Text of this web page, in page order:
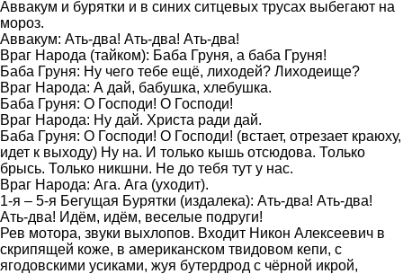
Аввакум и бурятки и в синих ситцевых трусах выбегают на
мороз.
Аввакум: Ать-два! Ать-два! Ать-два!
Враг Народа (тайком): Баба Груня, а баба Груня!
Баба Груня: Ну чего тебе ещё, лиходей? Лиходеище?
Враг Народа: А дай, бабушка, хлебушка.
Баба Груня: О Господи! О Господи!
Враг Народа: Ну дай. Христа ради дай.
Баба Груня: О Господи! О Господи! (встает, отрезает краюху,
идет к выходу) Ну на. И только кышь отсюдова. Только
брысь. Только никшни. Не до тебя тут у нас.
Враг Народа: Ага. Ага (уходит).
1-я – 5-я Бегущая Бурятки (издалека): Ать-два! Ать-два!
Ать-два! Идём, идём, веселые подруги!
Рев мотора, звуки выхлопов. Входит Никон Алексеевич в
скрипящей коже, в американском твидовом кепи, с
ягодовскими усиками, жуя бутердрод с чёрной икрой,